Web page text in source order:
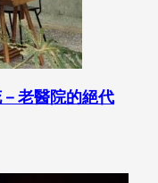
老醫院的絕代